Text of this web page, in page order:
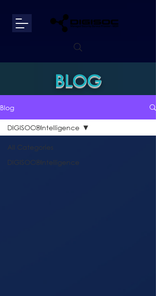
BLOG
Blog
All Categories
DIGISOC®Intelligence
DIGISOC®Intelligence